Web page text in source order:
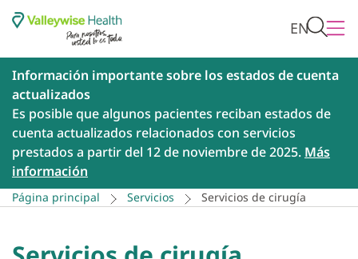
EN
Información importante sobre los estados de cuenta
actualizados
Es posible que algunos pacientes reciban estados de
cuenta actualizados relacionados con servicios
prestados a partir del 12 de noviembre de 2025. Más
información
Página principal Servicios Servicios de cirugía